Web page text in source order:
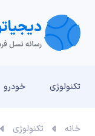
تکنولوژی خودرو
خانه تکنولوژی